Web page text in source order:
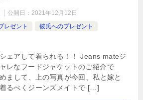
公開日： 2021年12月12日
レゼント
彼氏へのプレゼント
ェアして着られる！！ Jeans mateジ
レなフードジャケットのご紹介で
まして、上の写真が今回、私と嫁と
るべくジーンズメイトで […]